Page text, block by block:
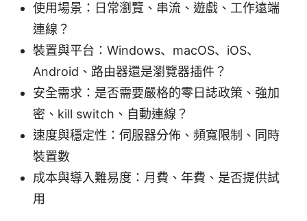
使用場景：日常瀏覽、串流、遊戲、工作遠端
連線？
裝置與平台：Windows、macOS、iOS、
Android、路由器還是瀏覽器插件？
安全需求：是否需要嚴格的零日誌政策、強加
密、kill switch、自動連線？
速度與穩定性：伺服器分佈、頻寬限制、同時
裝置數
成本與導入難易度：月費、年費、是否提供試
用